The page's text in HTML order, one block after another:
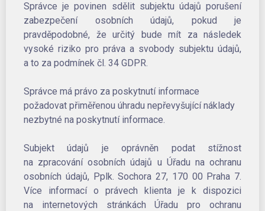
Správce je povinen sdělit subjektu údajů porušení
zabezpečení osobních údajů, pokud je
pravděpodobné, že určitý bude mít za následek
vysoké riziko pro práva a svobody subjektu údajů,
a to za podmínek čl. 34 GDPR.
Správce má právo za poskytnutí informace
požadovat přiměřenou úhradu nepřevyšující náklady
nezbytné na poskytnutí informace.
Subjekt údajů je oprávněn podat stížnost
na zpracování osobních údajů u Úřadu na ochranu
osobních údajů, Pplk. Sochora 27, 170 00 Praha 7.
Více informací o právech klienta je k dispozici
na internetových stránkách Úřadu pro ochranu